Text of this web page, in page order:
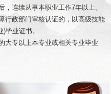
连续从事本职业工作7年以上。
政部门审核认证的，以高级技能
毕业证书。
专以上本专业或相关专业毕业